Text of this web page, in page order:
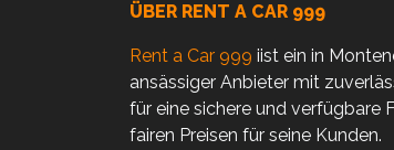
ÜBER RENT A CAR 999
Rent a Car 999 iist ein in
ansässiger Anbieter mit
für eine sichere und verfügbare
fairen Preisen für seine Kunden.